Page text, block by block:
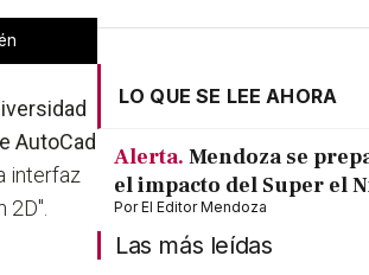
AutoCad
interfaz
LO QUE SE LEE AHORA
Alerta. Mendoza se
el impacto del Super el
PorEl Editor Mendoza
Las más leídas